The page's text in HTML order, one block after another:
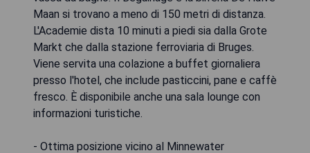
Maan si trovano a meno di 150 metri di distanza.
L'Academie dista 10 minuti a piedi sia dalla Grote
Markt che dalla stazione ferroviaria di Bruges.
Viene servita una colazione a buffet giornaliera
presso l'hotel, che include pasticcini, pane e caffè
fresco. È disponibile anche una sala lounge con
informazioni turistiche.
- Ottima posizione vicino al Minnewater